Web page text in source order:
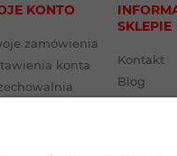
KONTO
zamówienia
konta
SKLEPIE
Kontakt
Blog